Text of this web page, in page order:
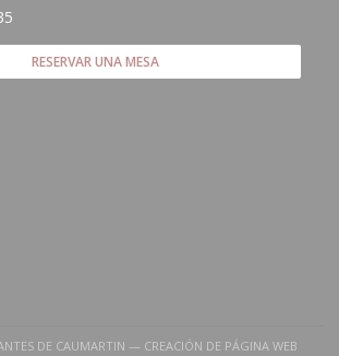
RESERVAR UNA MESA
en una nueva ventana))
((abre en una nueva ventana))
DE CAUMARTIN — CREACIÓN DE PÁGINA WEB